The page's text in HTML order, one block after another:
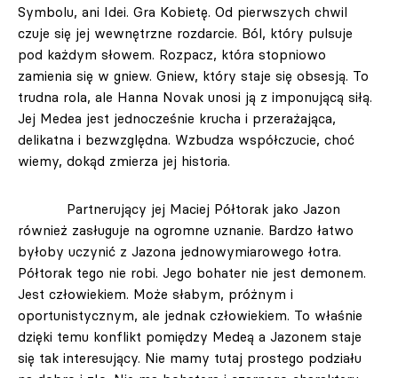
Symbolu, ani Idei. Gra Kobietę. Od pierwszych chwil
czuje się jej wewnętrzne rozdarcie. Ból, który pulsuje
pod każdym słowem. Rozpacz, która stopniowo
zamienia się w gniew. Gniew, który staje się obsesją. To
trudna rola, ale Hanna Novak unosi ją z imponującą siłą.
Jej Medea jest jednocześnie krucha i przerażająca,
delikatna i bezwzględna. Wzbudza współczucie, choć
wiemy, dokąd zmierza jej historia.
Partnerujący jej Maciej Półtorak jako Jazon
również zasługuje na ogromne uznanie. Bardzo łatwo
byłoby uczynić z Jazona jednowymiarowego łotra.
Półtorak tego nie robi. Jego bohater nie jest demonem.
Jest człowiekiem. Może słabym, próżnym i
oportunistycznym, ale jednak człowiekiem. To właśnie
dzięki temu konflikt pomiędzy Medeą a Jazonem staje
się tak interesujący. Nie mamy tutaj prostego podziału